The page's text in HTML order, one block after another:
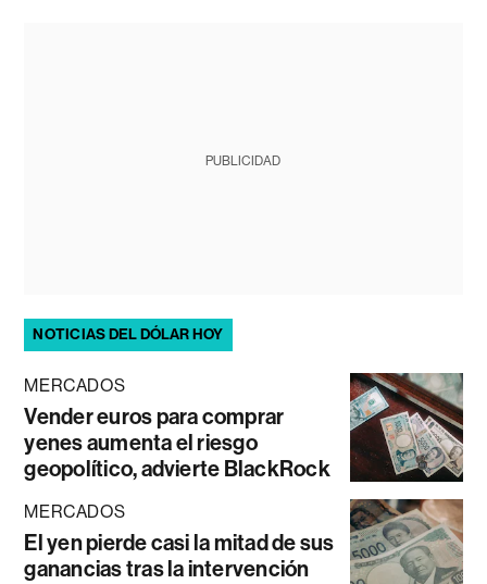
PUBLICIDAD
NOTICIAS DEL DÓLAR HOY
MERCADOS
Vender euros para comprar
yenes aumenta el riesgo
geopolítico, advierte BlackRock
MERCADOS
El yen pierde casi la mitad de sus
ganancias tras la intervención